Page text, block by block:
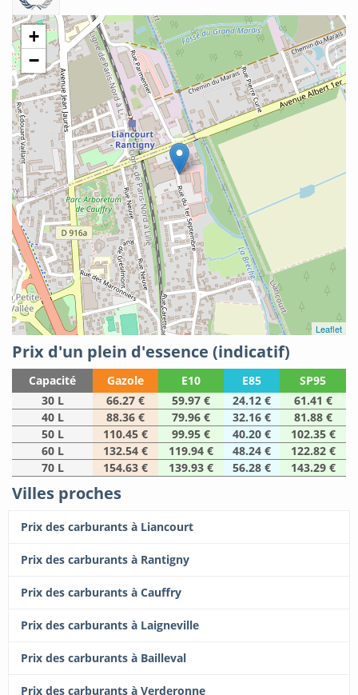
+
−
Leaflet
Prix d'un plein d'essence (indicatif)
Capacité Gazole E10 E85
SP95
30 L
66.27 € 59.97 € 24.12 €
61.41 €
40 L
88.36 € 79.96 € 32.16 €
81.88 €
50 L
110.45 € 99.95 € 40.20 €
102.35 €
60 L
132.54 € 119.94 € 48.24 €
122.82 €
70 L
154.63 € 139.93 € 56.28 € 143.29 €
Villes proches
Prix des carburants à Liancourt
Prix des carburants à Rantigny
Prix des carburants à Cauffry
Prix des carburants à Laigneville
Prix des carburants à Bailleval
Prix des carburants à Verderonne